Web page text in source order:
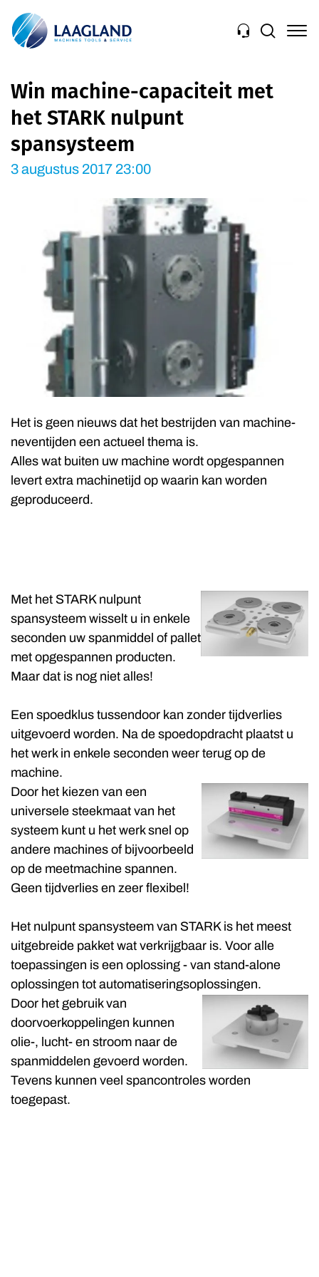
Navigation
Win machine-capaciteit met
het STARK nulpunt
spansysteem
3 augustus 2017 23:00
Het is geen nieuws dat het bestrijden van machine-
neventijden een actueel thema is.
Alles wat buiten uw machine wordt opgespannen
levert extra machinetijd op waarin kan worden
geproduceerd.
Met het STARK nulpunt
spansysteem wisselt u in enkele
seconden uw spanmiddel of pallet
met opgespannen producten.
Maar dat is nog niet alles!
Een spoedklus tussendoor kan zonder tijdverlies
uitgevoerd worden. Na de spoedopdracht plaatst u
het werk in enkele seconden weer terug op de
machine.
Door het kiezen van een
universele steekmaat van het
systeem kunt u het werk snel op
andere machines of bijvoorbeeld
op de meetmachine spannen.
Geen tijdverlies en zeer flexibel!
Het nulpunt spansysteem van STARK is het meest
uitgebreide pakket wat verkrijgbaar is. Voor alle
toepassingen is een oplossing - van stand-alone
oplossingen tot automatiseringsoplossingen.
Door het gebruik van
doorvoerkoppelingen kunnen
olie-, lucht- en stroom naar de
spanmiddelen gevoerd worden.
Tevens kunnen veel spancontroles worden
toegepast.